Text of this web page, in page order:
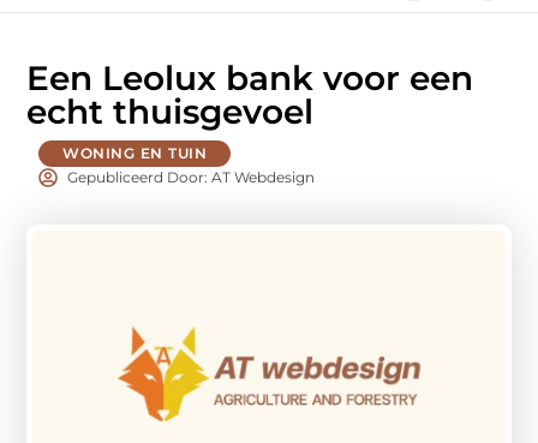
Een Leolux bank voor een
echt thuisgevoel
WONING EN TUIN
Gepubliceerd Door: AT Webdesign